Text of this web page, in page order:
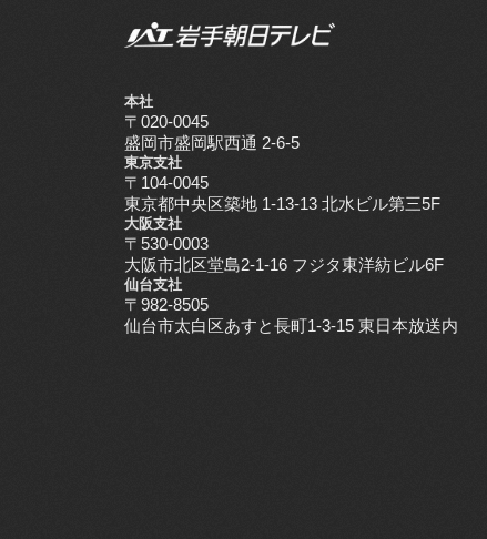
本社
〒020-0045
盛岡市盛岡駅西通 2-6-5
東京支社
〒104-0045
東京都中央区築地 1-13-13 北水ビル第三5F
大阪支社
〒530-0003
大阪市北区堂島2-1-16 フジタ東洋紡ビル6F
仙台支社
〒982-8505
仙台市太白区あすと長町1-3-15 東日本放送内